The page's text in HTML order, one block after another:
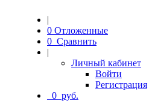
|
0 Отложенные
0 Сравнить
|
Личный кабинет
Войти
Регистрация
0 руб.